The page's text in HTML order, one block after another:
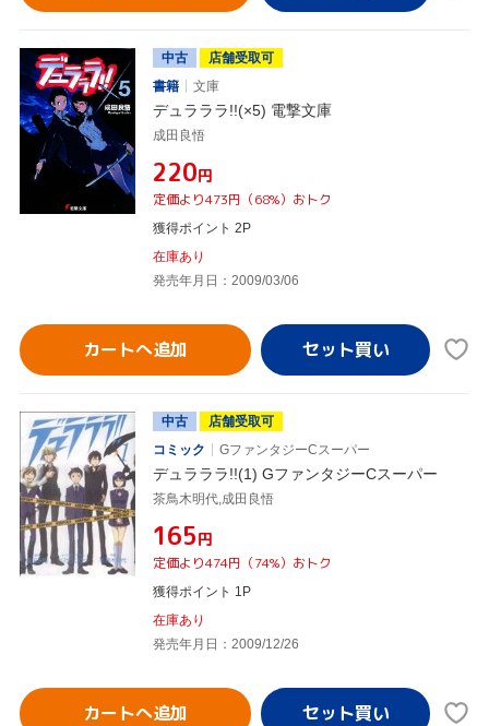
中古
店舗受取可
書籍
文庫
デュラララ!!(×5) 電撃文庫
成田良悟
¥220円
定価より473円（68%）おトク
獲得ポイント 2P
在庫あり
発売年月日：2009/03/06
カートへ追加
中古
店舗受取可
コミック
GファンタジーCスーパー
デュラララ!!(1) GファンタジーCスーパー
茶鳥木明代,成田良悟
¥165円
定価より474円（74%）おトク
獲得ポイント 1P
在庫あり
発売年月日：2009/12/26
カートへ追加